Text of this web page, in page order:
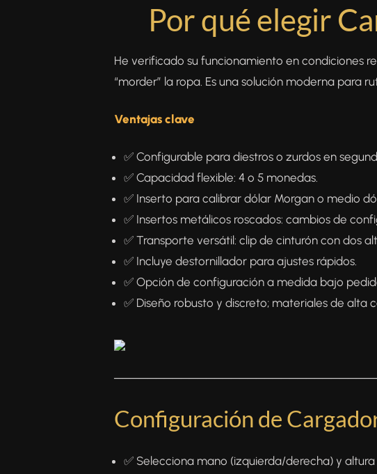
Por qué elegir
He verificado su funcionamiento en condiciones
“morder” la ropa. Es una solución moderna para
Ventajas clave
✅ Configurable para diestros o zurdos en
✅ Capacidad flexible: 4 o 5 monedas.
✅ Inserto para calibrar dólar Morgan o medio
✅ Insertos metálicos roscados: cambios de
✅ Transporte versátil: clip de cinturón con dos
✅ Incluye destornillador para ajustes rápidos.
✅ Opción de configuración a medida bajo
✅ Diseño robusto y discreto; materiales de alta
Configuración de
✅ Selecciona mano (izquierda/derecha) y altura